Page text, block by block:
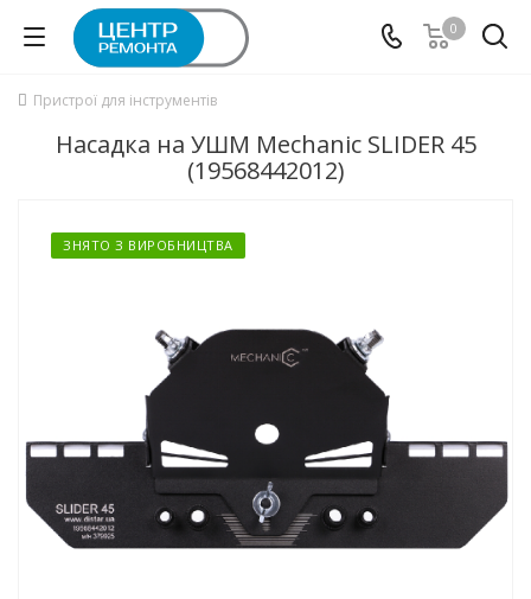
0
Пристрої для інструментів
Насадка на УШМ Mechanic SLIDER 45
(19568442012)
ЗНЯТО З ВИРОБНИЦТВА